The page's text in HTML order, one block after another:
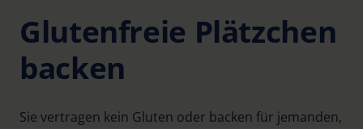
Glutenfreie Plätzchen
backen
Sie vertragen kein Gluten oder backen für jemanden,